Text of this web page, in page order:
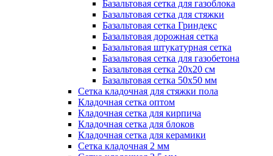
Базальтовая сетка для газоблока
Базальтовая сетка для стяжки
Базальтовая сетка Гриндекс
Базальтовая дорожная сетка
Базальтовая штукатурная сетка
Базальтовая сетка для газобетона
Базальтовая сетка 20x20 см
Базальтовая сетка 50x50 мм
Сетка кладочная для стяжки пола
Кладочная сетка оптом
Кладочная сетка для кирпича
Кладочная сетка для блоков
Кладочная сетка для керамики
Сетка кладочная 2 мм